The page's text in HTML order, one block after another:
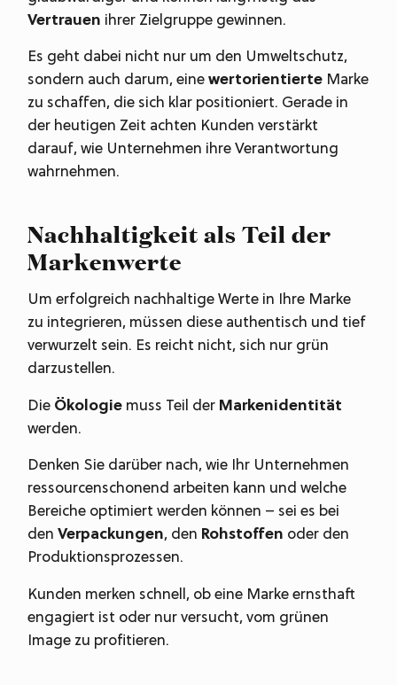
Vertrauen ihrer Zielgruppe gewinnen.
Es geht dabei nicht nur um den Umweltschutz,
sondern auch darum, einewertorientierte Marke
zu schaffen, die sich klar positioniert. Gerade in
der heutigen Zeit achten Kunden verstärkt
darauf, wie Unternehmen ihre Verantwortung
wahrnehmen.
Nachhaltigkeit als Teil der
Markenwerte
Um erfolgreich nachhaltige Werte in Ihre Marke
zu integrieren, müssen diese authentisch und tief
verwurzelt sein. Es reicht nicht, sich nur grün
darzustellen.
Die Ökologie muss Teil der Markenidentität
werden.
Denken Sie darüber nach, wie Ihr Unternehmen
ressourcenschonend arbeiten kann und welche
Bereiche optimiert werden können – sei es bei
denVerpackungen, den Rohstoffen oder den
Produktionsprozessen.
Kunden merken schnell, ob eine Marke ernsthaft
engagiert ist oder nur versucht, vom grünen
Image zu profitieren.